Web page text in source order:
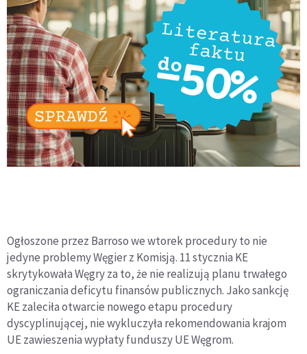
Ogłoszone przez Barroso we wtorek procedury to nie
jedyne problemy Węgier z Komisją. 11 stycznia KE
skrytykowała Węgry za to, że nie realizują planu trwałego
ograniczania deficytu finansów publicznych. Jako sankcję
KE zaleciła otwarcie nowego etapu procedury
dyscyplinującej, nie wykluczyła rekomendowania krajom
UE zawieszenia wypłaty funduszy UE Węgrom.